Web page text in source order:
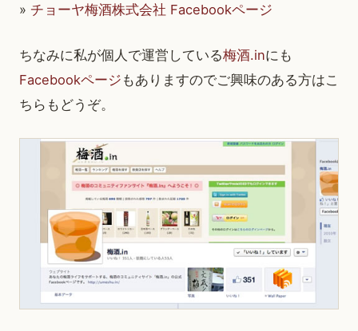
» チョーヤ梅酒株式会社 Facebookページ
ちなみに私が個人で運営している梅酒.inにも
Facebookページ もありますのでご興味のある方はこ
ちらもどうぞ。